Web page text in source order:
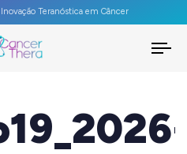
Teranóstica em Câncer